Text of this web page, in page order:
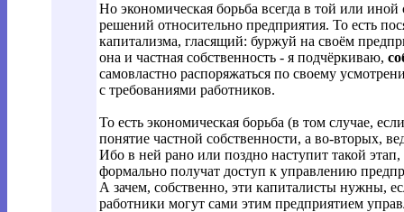
Но экономическая борьба всегда в той или
решений относительно предприятия. То есть
капитализма, гласящий: буржуй на своём
она и частная собственность - я подчёркиваю,
самовластно распоряжаться по своему
с требованиями работников.
То есть экономическая борьба (в том случае,
понятие частной собственности, а во-вторых,
Ибо в ней рано или поздно наступит такой
формально получат доступ к управлению
А зачем, собственно, эти капиталисты нужны,
работники могут сами этим предприятием